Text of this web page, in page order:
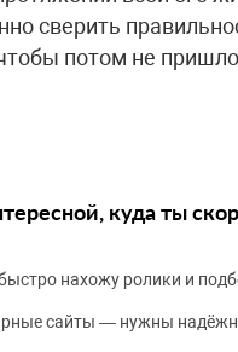
сверить
потом не
куда ты
нахожу ролики и
сайты — нужны